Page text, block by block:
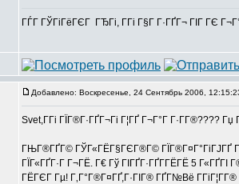
ГЃГ ГЎГіГёГЄГ ГЂГі, Г­Гі Г§Г Г·ГҐГ¬ ГІГ ГЄ
Добавлено: Воскресенье, 24 Сентябрь 2006,
Svet,Г­Гі ГЇГ®Г·ГҐГ¬Гі Г¦ГҐ Г¬Г°Г Г·Г­Г®???? Гџ
ГЊГ®ГҐГ© ГЎГ«ГЁГ§ГЄГ®Г© ГЇГ®Г¤Г°ГіГЈГҐ
ГЇГ«ГҐГ·Г Г¬ГЁ. Г€ Гў ГІГҐГ·ГҐГ­ГЁГЁ 5
ГЁГЄГ Гµ! Г‚Г°Г®Г¤ГҐ,Г·ГІГ® ГҐГ№Вё